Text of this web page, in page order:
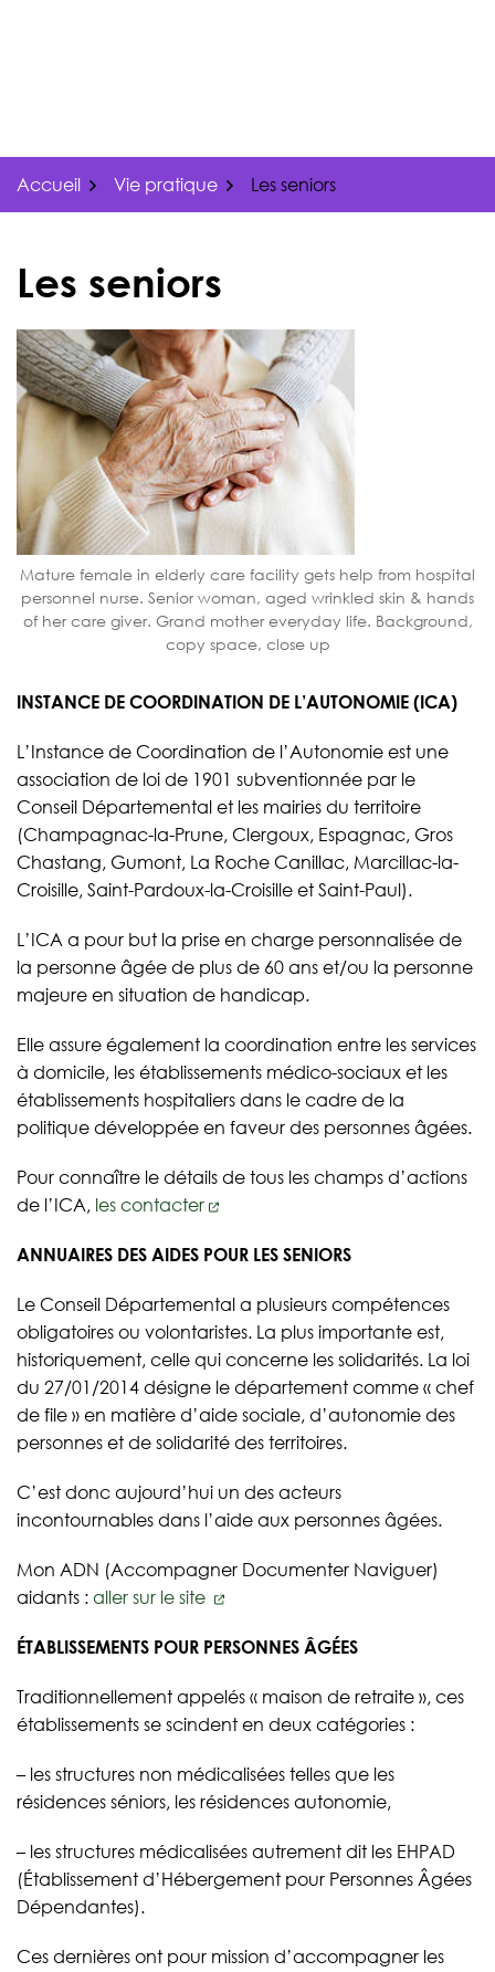
Accueil Vie pratique Les seniors
Les seniors
Mature female in elderly care facility gets help from hospital
personnel nurse. Senior woman, aged wrinkled skin & hands
of her care giver. Grand mother everyday life. Background,
copy space, close up
INSTANCE DE COORDINATION DE L’AUTONOMIE (ICA)
L’Instance de Coordination de l’Autonomie est une
association de loi de 1901 subventionnée par le
Conseil Départemental et les mairies du territoire
(Champagnac-la-Prune, Clergoux, Espagnac, Gros
Chastang, Gumont, La Roche Canillac, Marcillac-la-
Croisille, Saint-Pardoux-la-Croisille et Saint-Paul).
L’ICA a pour but la prise en charge personnalisée de
la personne âgée de plus de 60 ans et/ou la personne
majeure en situation de handicap.
Elle assure également la coordination entre les services
à domicile, les établissements médico-sociaux et les
établissements hospitaliers dans le cadre de la
politique développée en faveur des personnes âgées.
Pour connaître le détails de tous les champs d’actions
de l’ICA, les contacter
ANNUAIRES DES AIDES POUR LES SENIORS
Le Conseil Départemental a plusieurs compétences
obligatoires ou volontaristes. La plus importante est,
historiquement, celle qui concerne les solidarités. La loi
du 27/01/2014 désigne le département comme « chef
de file » en matière d’aide sociale, d’autonomie des
personnes et de solidarité des territoires.
C’est donc aujourd’hui un des acteurs
incontournables dans l’aide aux personnes âgées.
Mon ADN (Accompagner Documenter Naviguer)
aidants : aller sur le site
ÉTABLISSEMENTS POUR PERSONNES ÂGÉES
Traditionnellement appelés « maison de retraite », ces
établissements se scindent en deux catégories :
– les structures non médicalisées telles que les
résidences séniors, les résidences autonomie,
– les structures médicalisées autrement dit les EHPAD
(Établissement d’Hébergement pour Personnes Âgées
Dépendantes).
Ces dernières ont pour mission d’accompagner les